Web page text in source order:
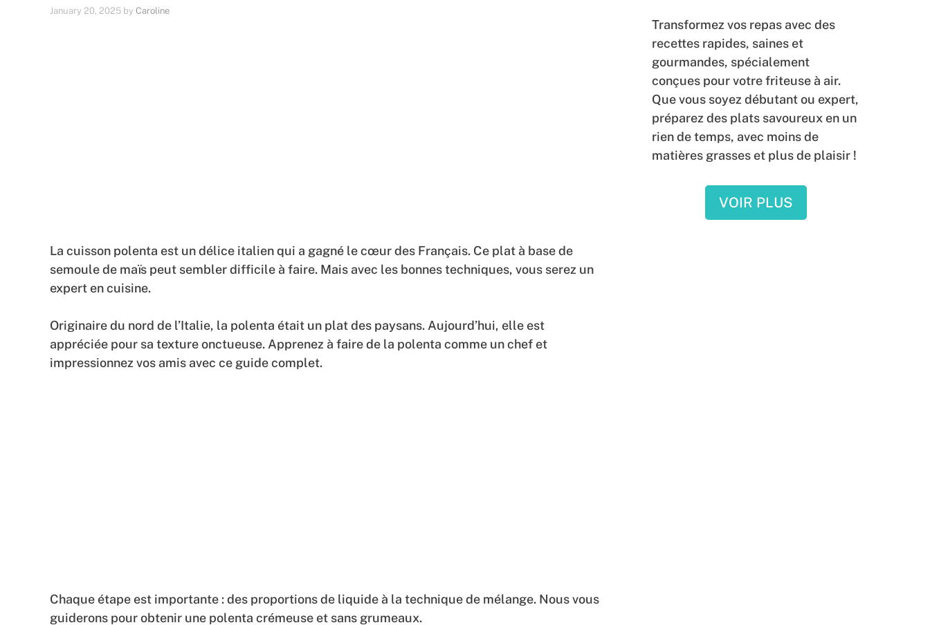
January 20, 2025 by Caroline
La cuisson polenta est un délice italien qui a gagné le cœur des Français. Ce plat à base de
semoule de maïs peut sembler difficile à faire. Mais avec les bonnes techniques, vous serez un
expert en cuisine.
Originaire du nord de l’Italie, la polenta était un plat des paysans. Aujourd’hui, elle est
appréciée pour sa texture onctueuse. Apprenez à faire de la polenta comme un chef et
impressionnez vos amis avec ce guide complet.
Chaque étape est importante : des proportions de liquide à la technique de mélange. Nous vous
guiderons pour obtenir une polenta crémeuse et sans grumeaux.
Transformez vos repas avec des
recettes rapides, saines et
gourmandes, spécialement
conçues pour votre friteuse à air.
Que vous soyez débutant ou expert,
préparez des plats savoureux en un
rien de temps, avec moins de
matières grasses et plus de plaisir !
VOIR PLUS